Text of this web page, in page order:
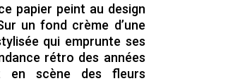
papier peint au design
un fond crème d’une
qui emprunte ses
rétro des années
en scène des fleurs